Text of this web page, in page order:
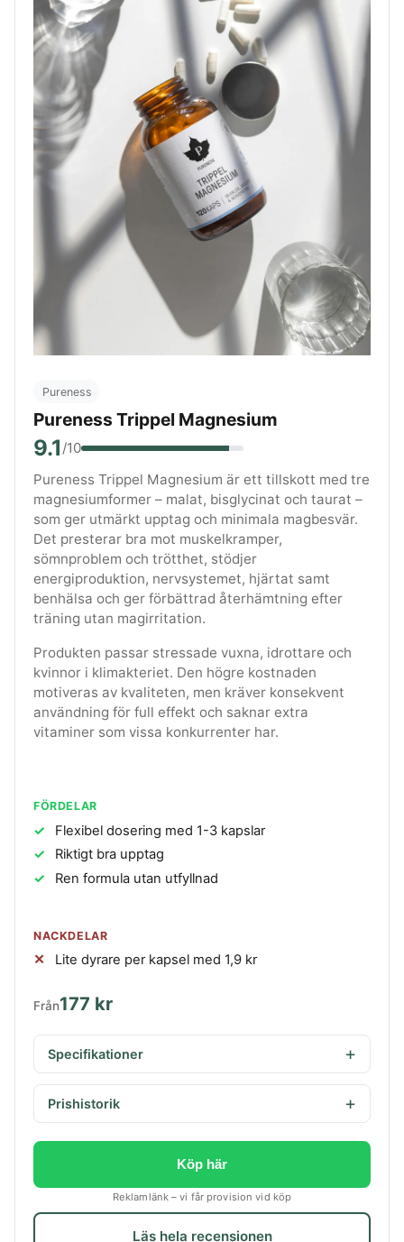
Pureness
Pureness Trippel Magnesium
9.1 /10
Pureness Trippel Magnesium är ett tillskott med tre
magnesiumformer – malat, bisglycinat och taurat –
som ger utmärkt upptag och minimala magbesvär.
Det presterar bra mot muskelkramper,
sömnproblem och trötthet, stödjer
energiproduktion, nervsystemet, hjärtat samt
benhälsa och ger förbättrad återhämtning efter
träning utan magirritation.
Produkten passar stressade vuxna, idrottare och
kvinnor i klimakteriet. Den högre kostnaden
motiveras av kvaliteten, men kräver konsekvent
användning för full effekt och saknar extra
vitaminer som vissa konkurrenter har.
FÖRDELAR
Flexibel dosering med 1-3 kapslar
Riktigt bra upptag
Ren formula utan utfyllnad
NACKDELAR
Lite dyrare per kapsel med 1,9 kr
Från177 kr
Specifikationer
Prishistorik
Köp här
Reklamlänk – vi får provision vid köp
Läs hela recensionen